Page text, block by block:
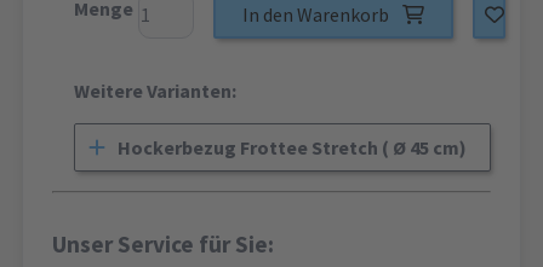
Menge In den Warenkorb
Weitere Varianten:
Hockerbezug Frottee Stretch ( Ø 45 cm)
Unser Service für Sie: